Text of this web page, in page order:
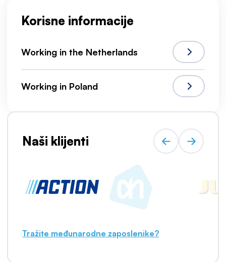
Korisne informacije
Working in the Netherlands
Working in Poland
Naši klijenti
Tražite međunarodne zaposlenike?